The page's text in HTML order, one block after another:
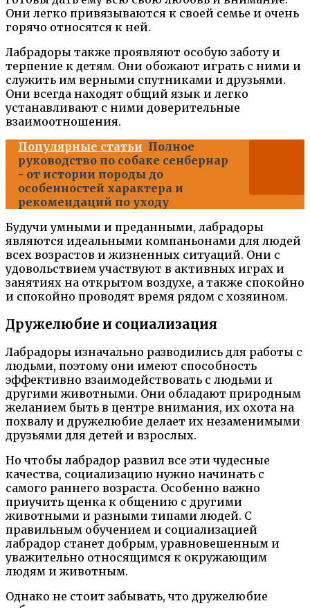
Они легко привязываются к своей семье и очень
горячо относятся к ней.
Лабрадоры также проявляют особую заботу и
терпение к детям. Они обожают играть с ними и
служить им верными спутниками и друзьями.
Они всегда находят общий язык и легко
устанавливают с ними доверительные
взаимоотношения.
Популярные статьи Полное
руководство по собаке сенбернар
- от истории породы до
особенностей характера и
рекомендаций по уходу
Будучи умными и преданными, лабрадоры
являются идеальными компаньонами для людей
всех возрастов и жизненных ситуаций. Они с
удовольствием участвуют в активных играх и
занятиях на открытом воздухе, а также спокойно
и спокойно проводят время рядом с хозяином.
Дружелюбие и социализация
Лабрадоры изначально разводились для работы с
людьми, поэтому они имеют способность
эффективно взаимодействовать с людьми и
другими животными. Они обладают природным
желанием быть в центре внимания, их охота на
похвалу и дружелюбие делает их незаменимыми
друзьями для детей и взрослых.
Но чтобы лабрадор развил все эти чудесные
качества, социализацию нужно начинать с
самого раннего возраста. Особенно важно
приучить щенка к общению с другими
животными и разными типами людей. С
правильным обучением и социализацией
лабрадор станет добрым, уравновешенным и
уважительно относящимся к окружающим
людям и животным.
Однако не стоит забывать, что дружелюбие